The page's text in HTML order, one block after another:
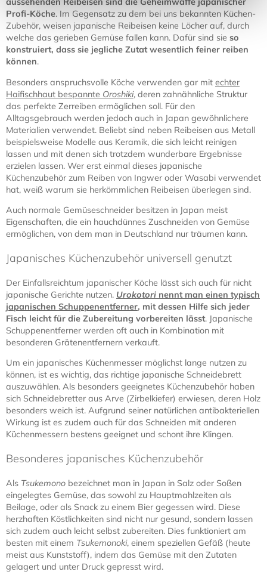
Profi-Köche. Im Gegensatz zu dem bei uns bekannten Küchen-
Zubehör, weisen japanische Reibeisen keine Löcher auf, durch
welche das gerieben Gemüse fallen kann. Dafür sind sie so
konstruiert, dass sie jegliche Zutat wesentlich feiner reiben
können.
Besonders anspruchsvolle Köche verwenden gar mit echter
Haifischhaut bespannte Oroshiki, deren zahnähnliche Struktur
das perfekte Zerreiben ermöglichen soll. Für den
Alltagsgebrauch werden jedoch auch in Japan gewöhnlichere
Materialien verwendet. Beliebt sind neben Reibeisen aus Metall
beispielsweise Modelle aus Keramik, die sich leicht reinigen
lassen und mit denen sich trotzdem wunderbare Ergebnisse
erzielen lassen. Wer erst einmal dieses japanische
Küchenzubehör zum Reiben von Ingwer oder Wasabi verwendet
hat, weiß warum sie herkömmlichen Reibeisen überlegen sind.
Auch normale Gemüseschneider besitzen in Japan meist
Eigenschaften, die ein hauchdünnes Zuschneiden von Gemüse
ermöglichen, von dem man in Deutschland nur träumen kann.
Japanisches Küchenzubehör universell genutzt
Der Einfallsreichtum japanischer Köche lässt sich auch für nicht
japanische Gerichte nutzen. Urokotori nennt man einen typisch
japanischen Schuppenentferner, mit dessen Hilfe sich jeder
Fisch leicht für die Zubereitung vorbereiten lässt. Japanische
Schuppenentferner werden oft auch in Kombination mit
besonderen Grätenentfernern verkauft.
Um ein japanisches Küchenmesser möglichst lange nutzen zu
können, ist es wichtig, das richtige japanische Schneidebrett
auszuwählen. Als besonders geeignetes Küchenzubehör haben
sich Schneidebretter aus Arve (Zirbelkiefer) erwiesen, deren Holz
besonders weich ist. Aufgrund seiner natürlichen antibakteriellen
Wirkung ist es zudem auch für das Schneiden mit anderen
Küchenmessern bestens geeignet und schont ihre Klingen.
Besonderes japanisches Küchenzubehör
Als Tsukemono bezeichnet man in Japan in Salz oder Soßen
eingelegtes Gemüse, das sowohl zu Hauptmahlzeiten als
Beilage, oder als Snack zu einem Bier gegessen wird. Diese
herzhaften Köstlichkeiten sind nicht nur gesund, sondern lassen
sich zudem auch leicht selbst zubereiten. Dies funktioniert am
besten mit einem Tsukemonoki, einem speziellen Gefäß (heute
meist aus Kunststoff), indem das Gemüse mit den Zutaten
gelagert und unter Druck gepresst wird.